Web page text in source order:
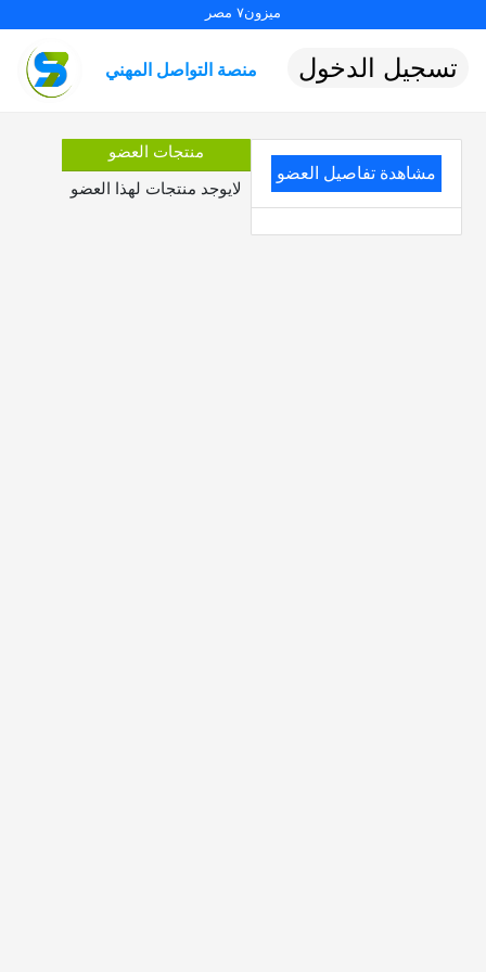
ميزون٧ مصر
منصة التواصل المهني تسجيل الدخول
مشاهدة تفاصيل العضو
منتجات العضو
لايوجد منتجات لهذا العضو